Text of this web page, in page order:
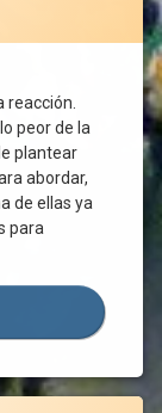
peor de la
plantear
abordar,
de ellas ya
para
De Los